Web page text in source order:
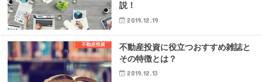
説！
2019.12.19
不動産投資
不動産投資に役立つおすすめ雑誌と
その特徴とは？
2019.12.13